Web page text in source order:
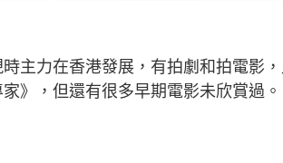
主力在香港發展，有拍劇和拍電影
》，但還有很多早期電影未欣賞過。